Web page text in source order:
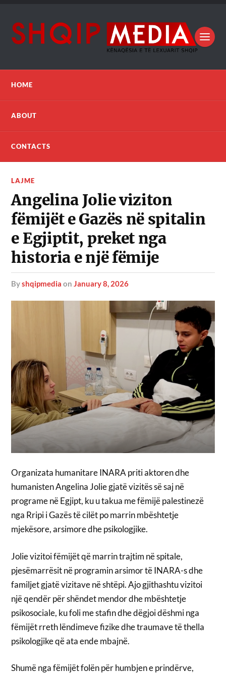
HOME
ABOUT
CONTACTS
LAJME
Angelina Jolie viziton
fëmijët e Gazës në spitalin
e Egjiptit, preket nga
historia e një fëmije
byshqipmedia onJanuary 8, 2026
Organizata humanitare INARA priti aktoren dhe
humanisten Angelina Jolie gjatë vizitës së saj në
programe në Egjipt, ku u takua me fëmijë palestinezë
nga Rripi i Gazës të cilët po marrin mbështetje
mjekësore, arsimore dhe psikologjike.
Jolie vizitoi fëmijët që marrin trajtim në spitale,
pjesëmarrësit në programin arsimor të INARA-s dhe
familjet gjatë vizitave në shtëpi. Ajo gjithashtu vizitoi
një qendër për shëndet mendor dhe mbështetje
psikosociale, ku foli me stafin dhe dëgjoi dëshmi nga
fëmijët rreth lëndimeve fizike dhe traumave të thella
psikologjike që ata ende mbajnë.
Shumë nga fëmijët folën për humbjen e prindërve,